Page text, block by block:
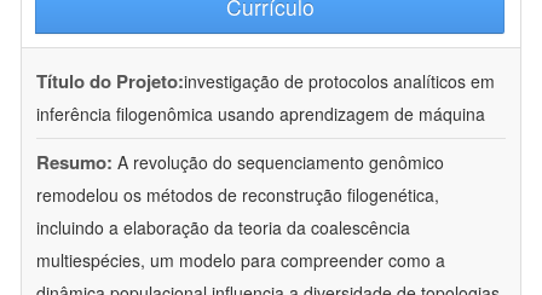
Currículo
Título do Projeto:investigação de protocolos analíticos em
inferência filogenômica usando aprendizagem de máquina
Resumo: A revolução do sequenciamento genômico
remodelou os métodos de reconstrução filogenética,
incluindo a elaboração da teoria da coalescência
multiespécies, um modelo para compreender como a